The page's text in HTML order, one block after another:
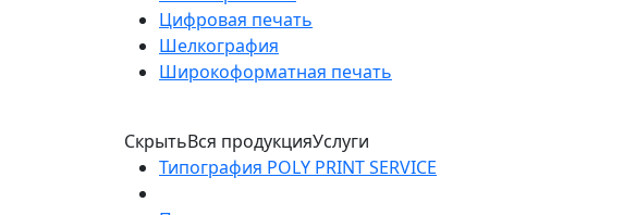
Цифровая печать
Шелкография
Широкоформатная печать
СкрытьВся продукцияУслуги
Типография POLY PRINT SERVICE